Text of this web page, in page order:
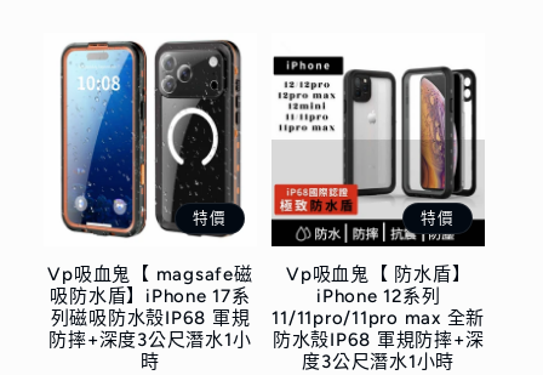
特價
Vp吸血鬼【 magsafe磁
吸防水盾】iPhone 17系
列磁吸防水殼IP68 軍規
防摔+深度3公尺潛水1小
時
特價
Vp吸血鬼【 防水盾】
iPhone 12系列
11/11pro/11pro max 全新
防水殼IP68 軍規防摔+深
度3公尺潛水1小時